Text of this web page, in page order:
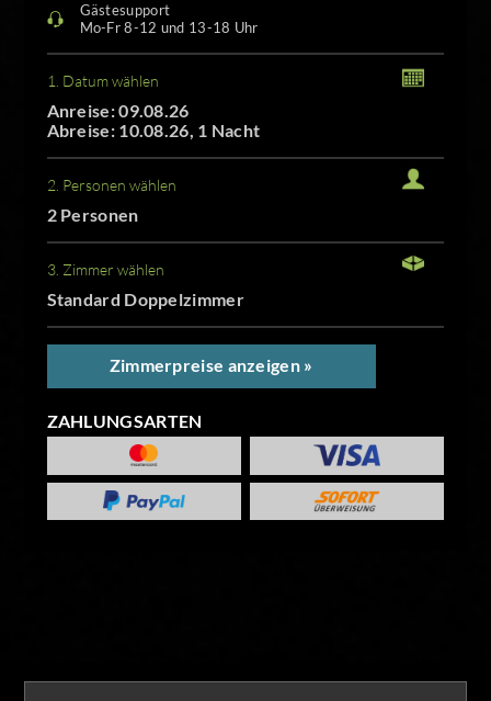
Gästesupport
Mo-Fr 8-12 und 13-18 Uhr
1. Datum wählen
Anreise: 09.08.26
Abreise: 10.08.26, 1 Nacht
2. Personen wählen
2 Personen
3. Zimmer wählen
Standard Doppelzimmer
Zimmerpreise anzeigen »
ZAHLUNGSARTEN